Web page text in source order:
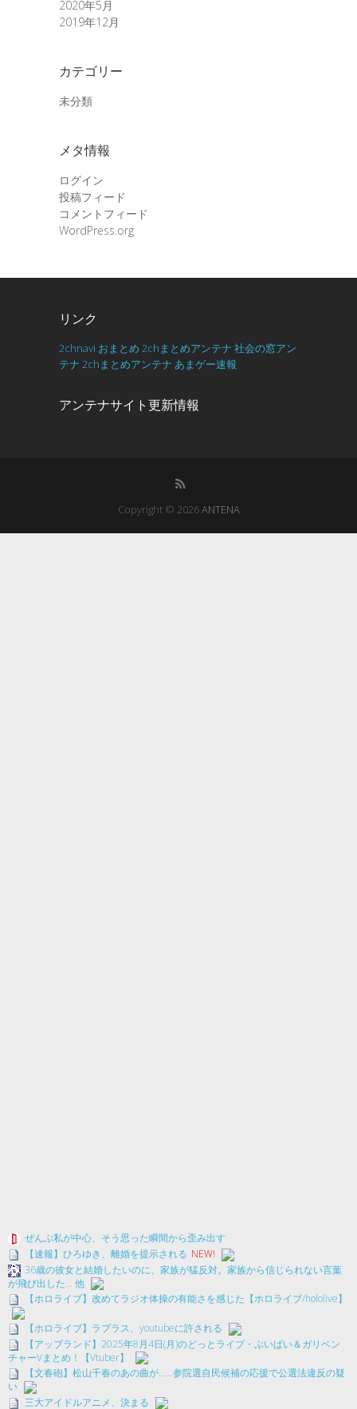
2020年5月
2019年12月
カテゴリー
未分類
メタ情報
ログイン
投稿フィード
コメントフィード
WordPress.org
リンク
2chnavi おまとめ 2chまとめアンテナ 社会の窓アン
テナ 2chまとめアンテナ あまゲー速報
アンテナサイト更新情報
Copyright © 2026ANTENA
ぜんぶ私が中心、そう思った瞬間から歪み出す
【速報】ひろゆき、離婚を提示される NEW!
36歳の彼女と結婚したいのに、家族が猛反対。家族から信じられない言葉
が飛び出した… 他
【ホロライブ】改めてラジオ体操の有能さを感じた【ホロライブ/hololive】
【ホロライブ】ラプラス、youtubeに許される
【アップランド】2025年8月4日(月)のどっとライブ・ぶいぱい＆ガリベン
チャーVまとめ！【Vtuber】
【文春砲】松山千春のあの曲が……参院選自民候補の応援で公選法違反の疑
い
三大アイドルアニメ、決まる